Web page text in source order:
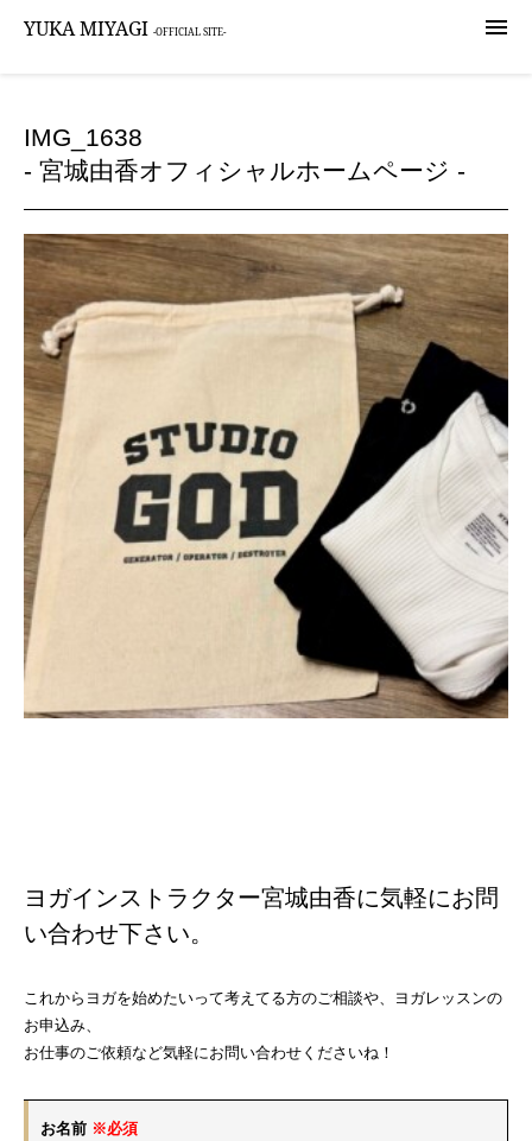

YUKA MIYAGI -OFFICIAL SITE-
IMG_1638
- 宮城由香オフィシャルホームページ -
ヨガインストラクター宮城由香に気軽にお問
い合わせ下さい。
これからヨガを始めたいって考えてる方のご相談や、ヨガレッスンの
お申込み、
お仕事のご依頼など気軽にお問い合わせくださいね！
お名前 ※必須